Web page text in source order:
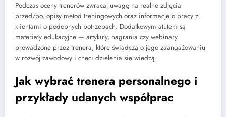
Podczas oceny trenerów zwracaj uwagę na realne zdjęcia
przed/po, opisy metod treningowych oraz informacje o pracy z
klientami o podobnych potrzebach. Dodatkowym atutem są
materiały edukacyjne — artykuły, nagrania czy webinary
prowadzone przez trenera, które świadczą o jego zaangażowaniu
w rozwój zawodowy i chęci dzielenia się wiedzą.
Jak wybrać trenera personalnego i
przykłady udanych współprac